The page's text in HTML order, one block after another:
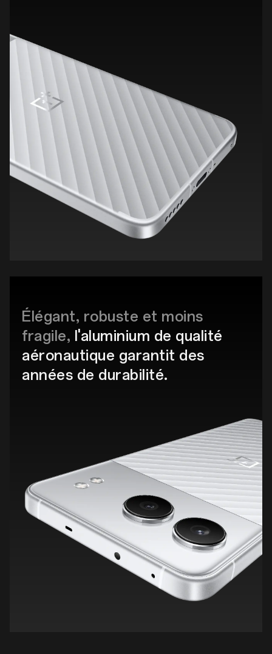
Élégant, robuste et moins
fragile, l'aluminium de qualité
aéronautique garantit des
années de durabilité.